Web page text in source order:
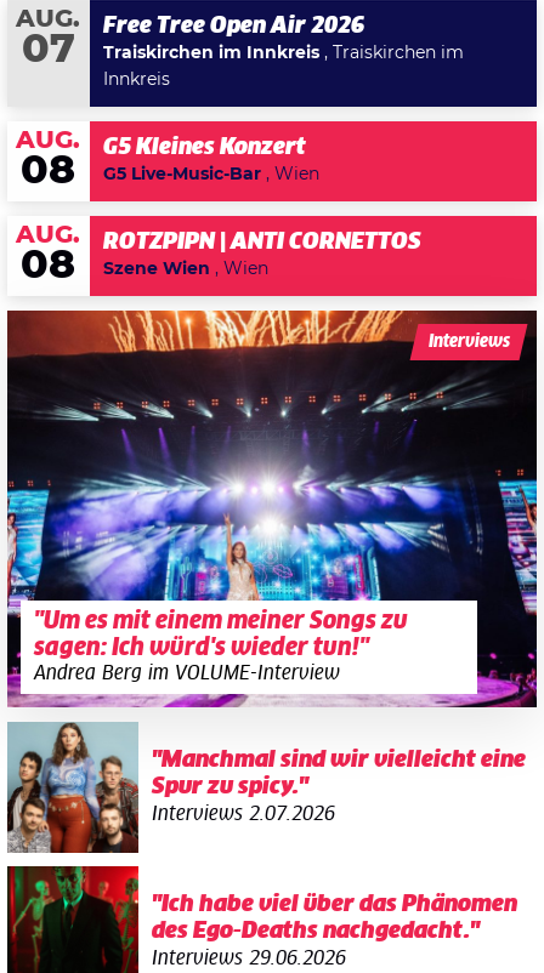
AUG.
07
Free Tree Open Air 2026
Traiskirchen im Innkreis , Traiskirchen im
Innkreis
AUG.
08
G5 Kleines Konzert
G5 Live-Music-Bar , Wien
AUG.
08
ROTZPIPN | ANTI CORNETTOS
Szene Wien , Wien
"Um es mit einem meiner Songs zu
sagen: Ich würd's wieder tun!"
Andrea Berg im VOLUME-Interview
Interviews
"Manchmal sind wir vielleicht eine
Spur zu spicy."
Interviews 2.07.2026
"Ich habe viel über das Phänomen
des Ego-Deaths nachgedacht."
Interviews 29.06.2026